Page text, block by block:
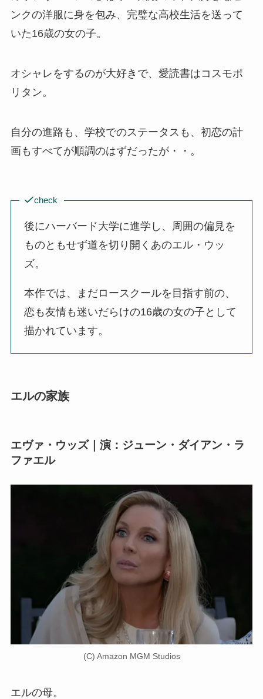
ンクの洋服に身を包み、完璧な高校生活を送って
いた16歳の女の子。
オシャレをするのが大好きで、愛読書はコスモポ
リタン。
自分の進路も、学校でのステータスも、初恋の計
画もすべてが順調のはずだったが・・。
check
後にハーバード大学に進学し、周囲の偏見を
ものともせず道を切り開くあのエル・ウッ
ズ。
本作では、まだロースクールを目指す前の、
恋も友情も迷いだらけの16歳の女の子として
描かれています。
エルの家族
エヴァ・ウッズ｜演：ジューン・ダイアン・ラ
ファエル
(C) Amazon MGM Studios
エルの母。